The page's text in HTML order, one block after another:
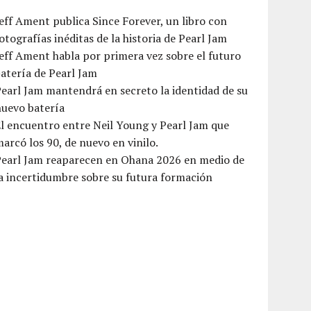
Ament publica Since Forever, un libro con
inéditas de la historia de Pearl Jam
Ament habla por primera vez sobre el futuro
de Pearl Jam
Jam mantendrá en secreto la identidad de su
batería
encuentro entre Neil Young y Pearl Jam que
los 90, de nuevo en vinilo.
Jam reaparecen en Ohana 2026 en medio de
incertidumbre sobre su futura formación